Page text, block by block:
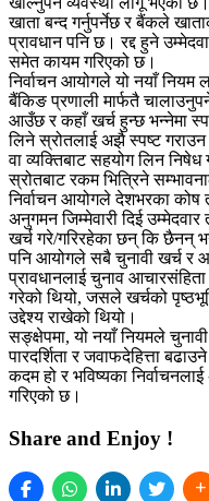
खाता बन्द गर्नुपर्नेछ र बैंकले
प्रावधान पनि छ। रद्द हुने
समेत कायम गरिएको छ।
निर्वाचन आयोगले यो नयाँ नियम
बैंकिङ प्रणाली मार्फतै
आउँछ र कहाँ खर्च हुन्छ भन्नेमा
लिने स्रोतलाई अझै स्पष्ट गराउन
वा व्यक्तिबाट सहयोग लिन
स्रोतबाट रकम भित्रिने
निर्वाचन आयोगले देशभरका कोष
अनुगमन जिम्मेवारी दिई
खर्च गरे/गरिरहेका छन् कि छैनन्
पनि आयोगले सबै चुनावी खर्च र
प्रावधानलाई चुनाव
गरेको थियो, जसले खर्चको
उद्देश्य राखेको थियो।
सङ्क्षेपमा, यो नयाँ नियमले
पारदर्शिता र जवाफदेहित्ता
कदम हो र भविष्यका
गरिएको छ।
Share and Enjoy !